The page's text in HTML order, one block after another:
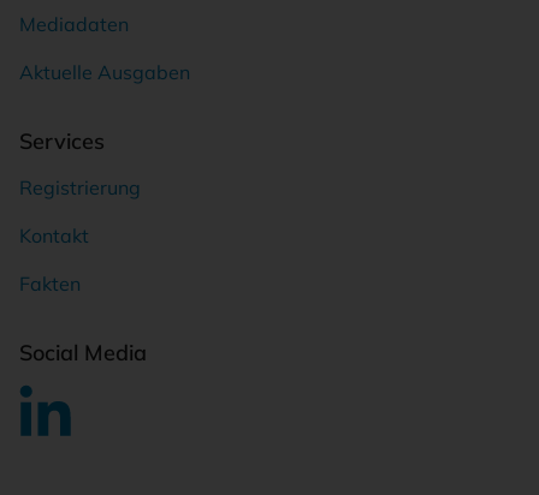
Mediadaten
Aktuelle Ausgaben
Services
Registrierung
Kontakt
Fakten
Social Media